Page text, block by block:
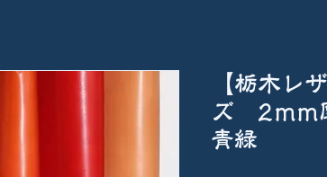
【栃木レ
ズ 2mm
青緑